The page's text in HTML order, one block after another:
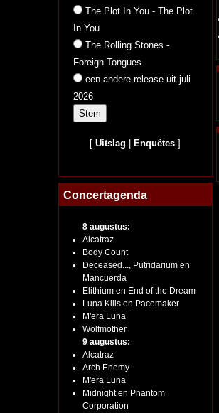
The Plot In You - The Plot
In You
The Rolling Stones -
Foreign Tongues
een andere release uit juli
2026
[Uitslag Enquêtes ]
Concertagenda
8 augustus:
Alcatraz
Body Count
Deceased..., Putridarium en
Mancuerda
Elithium en End of the Dream
Luna Kills en Pacemaker
M'era Luna
Wolfmother
9 augustus:
Alcatraz
Arch Enemy
M'era Luna
Midnight en Phantom
Corporation